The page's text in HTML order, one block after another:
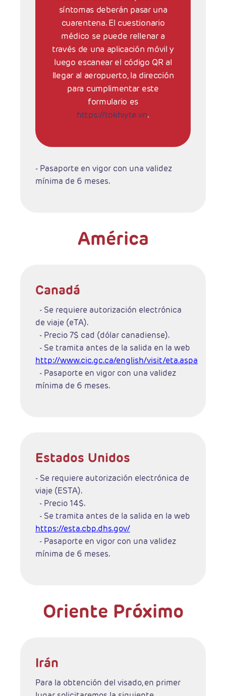
síntomas deberán pasar una
cuarentena. El cuestionario
médico se puede rellenar a
través de una aplicación móvil y
luego escanear el código QR al
llegar al aeropuerto, la dirección
para cumplimentar este
formulario es
https://tokhiyte.vn.
- Pasaporte en vigor con una validez
mínima de 6 meses.
América
Canadá
- Se requiere autorización electrónica
de viaje (eTA).
- Precio 7$ cad (dólar canadiense).
- Se tramita antes de la salida en la web
http://www.cic.gc.ca/english/visit/eta.aspa
- Pasaporte en vigor con una validez
mínima de 6 meses.
Estados Unidos
- Se requiere autorización electrónica de
viaje (ESTA).
- Precio 14$.
- Se tramita antes de la salida en la web
https://esta.cbp.dhs.gov/
- Pasaporte en vigor con una validez
mínima de 6 meses.
Oriente Próximo
Irán
Para la obtención del visado, en primer